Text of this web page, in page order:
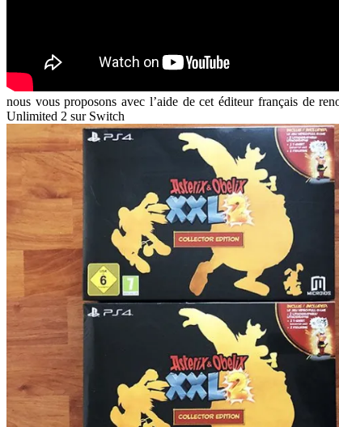
nous vous proposons avec l’aide de cet éditeur français de
Unlimited 2 sur Switch